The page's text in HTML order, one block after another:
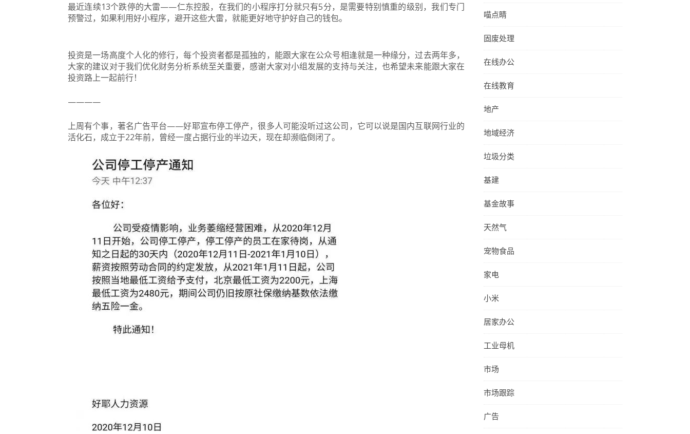
最近连续13个跌停的大雷——仁东控股，在我们的小程序打分就只有5分，是需要特别慎重的级别，我们专门
预警过，如果利用好小程序，避开这些大雷，就能更好地守护好自己的钱包。
投资是一场高度个人化的修行，每个投资者都是孤独的，能跟大家在公众号相逢就是一种缘分，过去两年多，
大家的建议对于我们优化财务分析系统至关重要，感谢大家对小组发展的支持与关注，也希望未来能跟大家在
投资路上一起前行！
————
上周有个事，著名广告平台——好耶宣布停工停产，很多人可能没听过这公司，它可以说是国内互联网行业的
活化石，成立于22年前，曾经一度占据行业的半边天，现在却濒临倒闭了。
喵点睛
固废处理
在线办公
在线教育
地产
地域经济
垃圾分类
基建
基金故事
天然气
宠物食品
家电
小米
居家办公
工业母机
市场
市场跟踪
广告